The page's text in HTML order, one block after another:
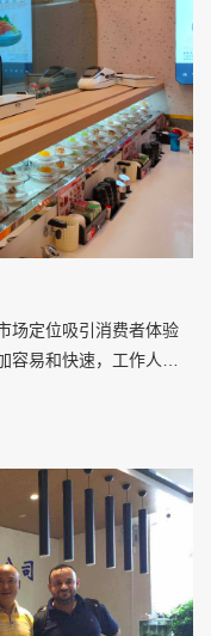
场定位吸引消费者体验
易和快速，工作人员